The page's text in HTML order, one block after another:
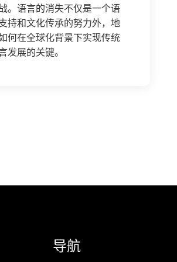
。语言的消失不仅是一个语
持和文化传承的努力外，地
何在全球化背景下实现传统
展的关键。
导航